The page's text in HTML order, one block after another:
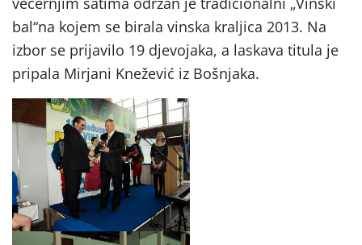
bal“na kojem se birala vinska kraljica 2013. Na
izbor se prijavilo 19 djevojaka, a laskava titula je
pripala Mirjani Knežević iz Bošnjaka.